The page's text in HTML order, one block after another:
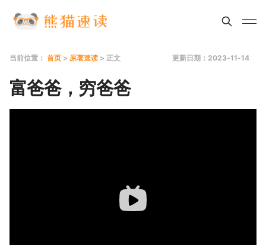
当前位置： 首页 > 原著速读 > 正文 更新日期：2023-11-14
富爸爸，穷爸爸